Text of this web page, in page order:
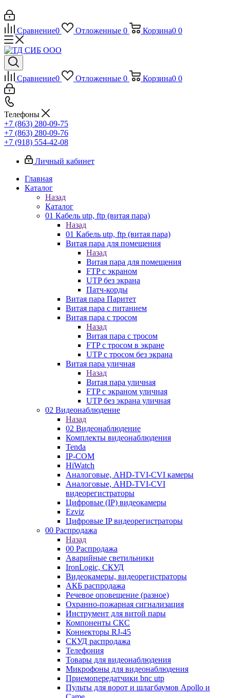
Сравнение0 Отложенные 0 Корзина0 0
Сравнение0 Отложенные 0 Корзина0 0
Телефоны
+7 (863) 280-09-75
+7 (863) 280-09-76
+7 (918) 554-42-08
Личный кабинет
Главная
Каталог
Назад
Каталог
01 Кабель utp, ftp (витая пара)
Назад
01 Кабель utp, ftp (витая пара)
Витая пара для помещения
Назад
Витая пара для помещения
FTP с экраном
UTP без экрана
Патч-корды
Витая пара Паритет
Витая пара с питанием
Витая пара с тросом
Назад
Витая пара с тросом
FTP с тросом в экране
UTP с тросом без экрана
Витая пара уличная
Назад
Витая пара уличная
FTP с экраном уличная
UTP без экрана уличная
02 Видеонаблюдение
Назад
02 Видеонаблюдение
Комплекты видеонаблюдения
Tenda
IP-COM
HiWatch
Аналоговые, AHD-TVI-CVI камеры
Аналоговые, AHD-TVI-CVI
видеорегистраторы
Цифровые (IP) видеокамеры
Ezviz
Цифровые IP видеорегистраторы
00 Распродажа
Назад
00 Распродажа
Аварийные светильники
IronLogic, СКУД
Видеокамеры, видеорегистраторы
АКБ распродажа
Речевое оповещение (разное)
Охранно-пожарная сигнализация
Инструмент для витой пары
Компоненты СКС
Коннекторы RJ-45
СКУД распродажа
Телефония
Товары для видеонаблюдения
Микрофоны для видеонаблюдения
Приемопередатчики bnc utp
Пульты для ворот и шлагбаумов Apollo и